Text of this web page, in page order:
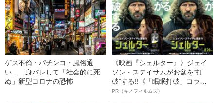
ゲス不倫・パチンコ・風俗通
い……身バレして「社会的に死
ぬ」新型コロナの恐怖
《映画『シェルター』》ジェイ
ソン・ステイサムがお盆を“打
破”する!!《「眠眠打破」コラ
ボ》
PR（キノフィルムズ）